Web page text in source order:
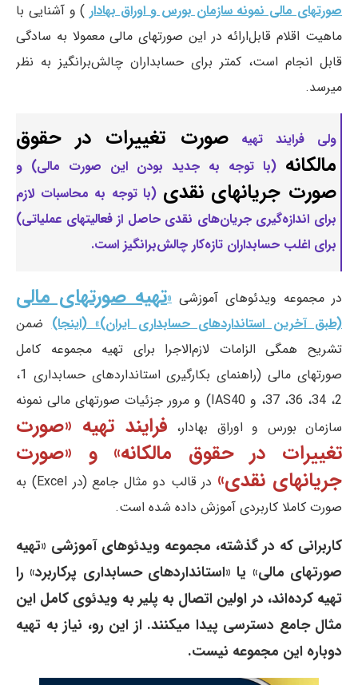
صورتهای مالی نمونه سازمان بورس و اوراق بهادار) و آشنایی با
ماهیت اقلام قابل‌ارائه در این صورتهای مالی معمولا به سادگی
قابل انجام است، کمتر برای حسابداران چالش‌برانگیز به نظر
میرسد.
ولی فرایند تهیه
صورت تغییرات در حقوق
مالکانه(با توجه به جدید بودن این صورت مالی) و
صورت جریانهای نقدی(با توجه به محاسبات لازم
برای اندازه‌گیری جریان‌های نقدی حاصل از فعالیتهای عملیاتی)
برای اغلب حسابداران تازه‌کار چالش‌برانگیز است.
در مجموعه ویدئوهای آموزشی« تهیه صورتهای مالی
(طبق آخرین استانداردهای حسابداری ایران)» (اینجا)ضمن
تشریح همگی الزامات لازم‌الاجرا برای تهیه مجموعه کامل
2، 34، 36، 37، و IAS40) و مرور جزئیات صورتهای مالی نمونه
سازمان بورس و اوراق بهادار،فرایند تهیه «صورت
تغییرات در حقوق مالکانه» و «صورت
جریانهای نقدی»
در قالب دو مثال جامع (در Excel) به
صورت کاملا کاربردی آموزش داده شده است.
کاربرانی که در گذشته، مجموعه ویدئوهای آموزشی «تهیه
صورتهای مالی» یا «استانداردهای حسابداری پرکاربرد» را
تهیه کرده‌اند، در اولین اتصال به پلیر به ویدئوی کامل این
مثال جامع دسترسی پیدا میکنند. از این رو، نیاز به تهیه
دوباره این مجموعه نیست.